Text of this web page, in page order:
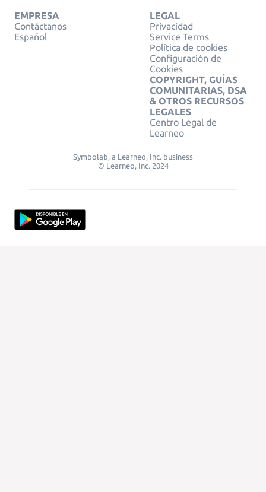
EMPRESA
Contáctanos
Español
LEGAL
Privacidad
Service Terms
Política de cookies
Configuración de
Cookies
COPYRIGHT, GUÍAS
COMUNITARIAS, DSA
& OTROS RECURSOS
LEGALES
Centro Legal de
Learneo
Symbolab, a Learneo, Inc. business
© Learneo, Inc. 2024